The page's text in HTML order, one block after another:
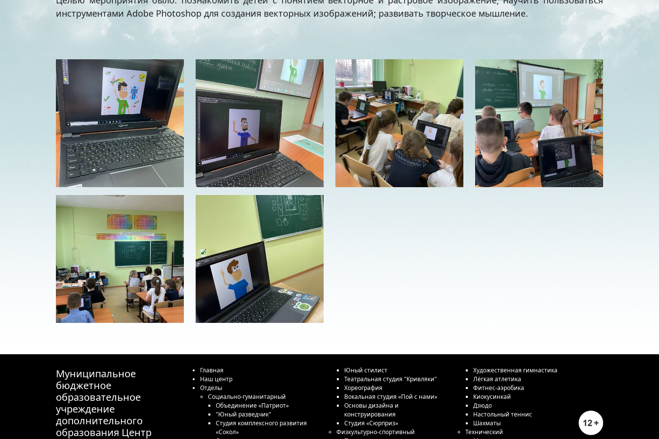
инструментами Adobe Photoshop для создания векторных изображений; развивать творческое мышление.
Муниципальное
бюджетное
образовательное
учреждение
дополнительного
образования Центр
Главная
Наш центр
Отделы
Социально-гуманитарный
Объединение «Патриот»
"Юный разведчик"
Студия комплексного развития
«Сокол»
Юный стилист
Театральная студия "Кривляки"
Хореография
Вокальная студия «Пой с нами»
Основы дизайна и
конструирования
Студия «Сюрприз»
Физкультурно-спортивный
Художественная гимнастика
Лёгкая атлетика
Фитнес-аэробика
Киокусинкай
Дзюдо
Настольный теннис
Шахматы
Технический